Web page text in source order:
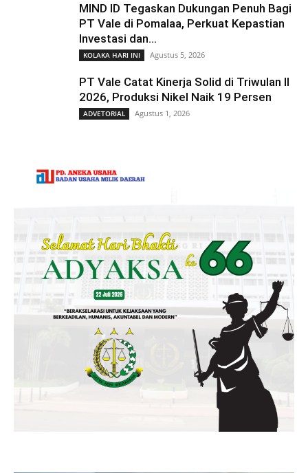
MIND ID Tegaskan Dukungan Penuh Bagi
PT Vale di Pomalaa, Perkuat Kepastian
Investasi dan...
KOLAKA HARI INI Agustus 5, 2026
PT Vale Catat Kinerja Solid di Triwulan II
2026, Produksi Nikel Naik 19 Persen
ADVETORIAL Agustus 1, 2026